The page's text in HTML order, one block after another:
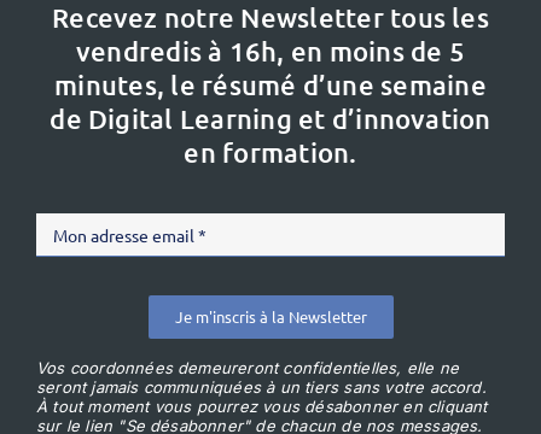
Recevez notre Newsletter tous les
vendredis à 16h, en moins de 5
minutes, le résumé d’une semaine
de Digital Learning et d’innovation
en formation.
Je m'inscris à la Newsletter
Vos coordonnées demeureront confidentielles, elle ne
seront jamais communiquées à un tiers sans votre accord.
À tout moment vous pourrez vous désabonner en cliquant
sur le lien "Se désabonner" de chacun de nos messages.